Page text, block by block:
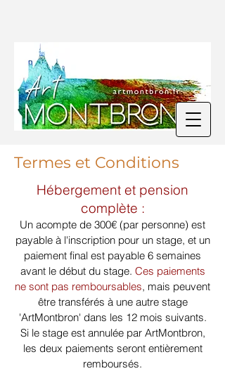
Termes et Conditions
Hébergement et pension
complète :
Un acompte de 300€ (par personne) est
payable à l'inscription pour un stage, et un
paiement final est payable 6 semaines
avant le début du stage. Ces paiements
ne sont pas remboursables, mais peuvent
être transférés à une autre stage
'ArtMontbron' dans les 12 mois suivants.
Si le stage est annulée par ArtMontbron,
les deux paiements seront entièrement
remboursés.